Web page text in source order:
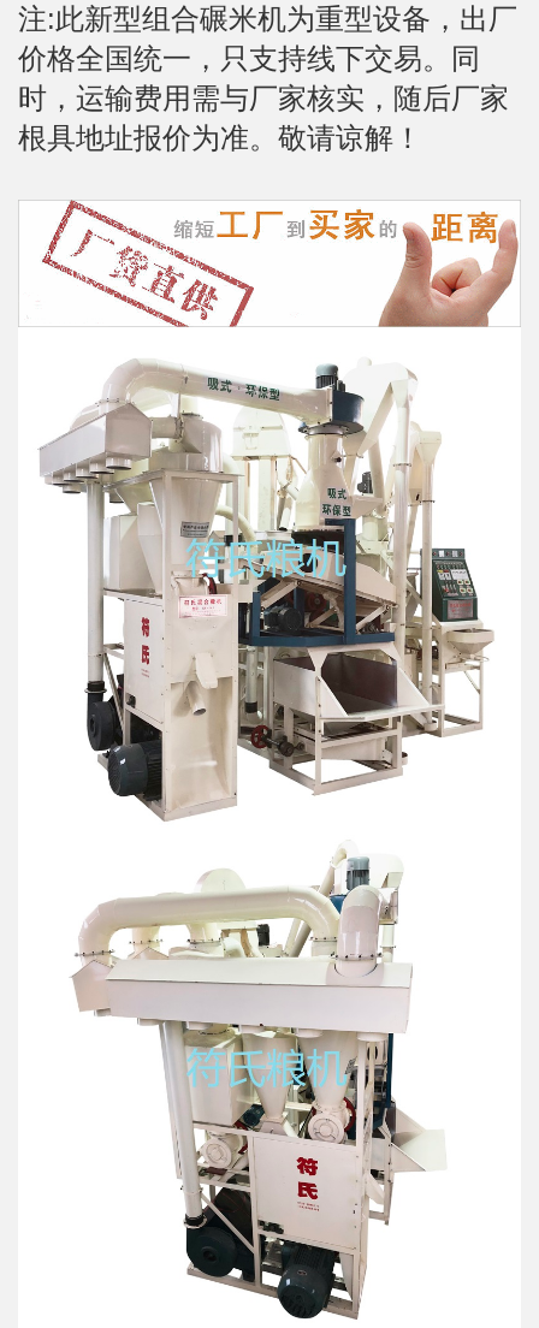
注:此新型组合碾米机为重型设备，出厂
价格全国统一，只支持线下交易。同
时，运输费用需与厂家核实，随后厂家
根具地址报价为准。敬请谅解！